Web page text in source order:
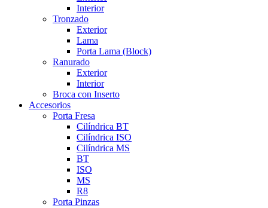
Interior
Tronzado
Exterior
Lama
Porta Lama (Block)
Ranurado
Exterior
Interior
Broca con Inserto
Accesorios
Porta Fresa
Cilíndrica BT
Cilíndrica ISO
Cilíndrica MS
BT
ISO
MS
R8
Porta Pinzas